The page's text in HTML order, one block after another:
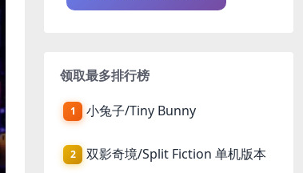
领取最多排行榜
1 小兔子/Tiny Bunny
2 双影奇境/Split Fiction 单机版本